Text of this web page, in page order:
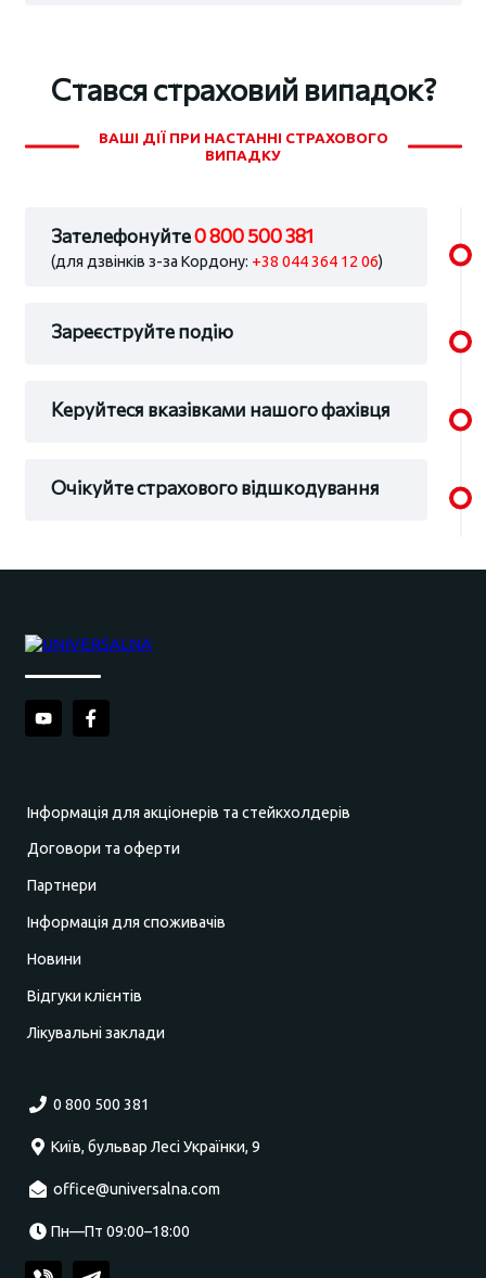
Стався страховий випадок?
ВАШІ ДІЇ ПРИ НАСТАННІ СТРАХОВОГО
ВИПАДКУ
Зателефонуйте0 800 500 381
(для дзвінків з-за Кордону: +38 044 364 12 06)
Зареєструйте подію
Керуйтеся вказівками нашого фахівця
Очікуйте страхового відшкодування
Інформація для акціонерів та стейкхолдерів
Договори та оферти
Партнери
Інформація для споживачів
Новини
Відгуки клієнтів
Лікувальні заклади
0 800 500 381
Київ, бульвар Лесі Українки, 9
office@universalna.com
Пн—Пт 09:00–18:00